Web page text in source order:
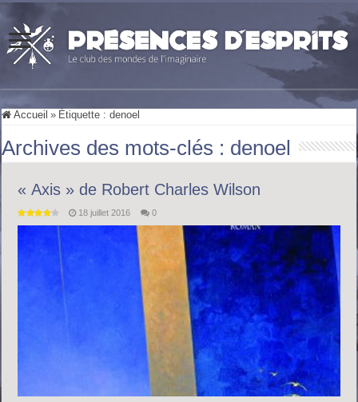
Accueil » Étiquette :denoel
Archives des mots-clés : denoel
« Axis » de Robert Charles Wilson
18 juillet 2016 0